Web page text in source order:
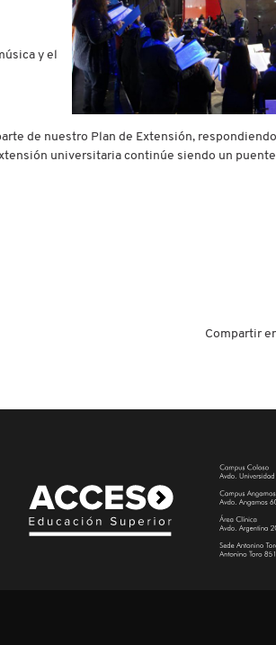
y el
de nuestro Plan de Extensión,
universitaria continúe siendo un
Compartir